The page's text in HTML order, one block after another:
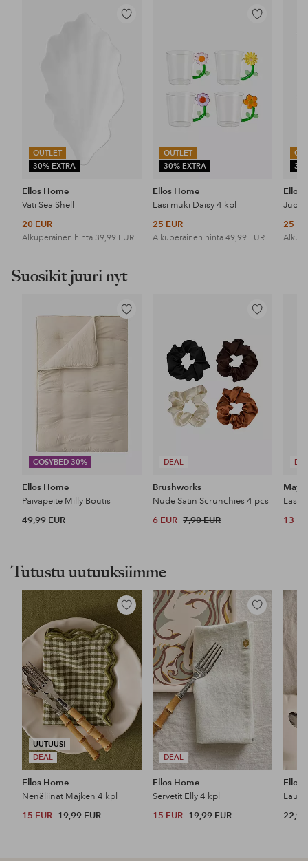
OUTLET
30% EXTRA
Lisää
Ellos Home
Vati Sea Shell
20 EUR
Alkuperäinen hinta 39,99 EUR
OUTLET
30% EXTRA
Lisää
Ellos Home
Lasi muki Daisy 4 kpl
25 EUR
Alkuperäinen hinta49,99 EUR
Ellos
25
Suosikit juuri nyt
COSYBED 30%
Lisää
Ellos Home
Päiväpeite Milly Boutis
49,99 EUR
DEAL
Lisää
Brushworks
Nude Satin Scrunchies 4 pcs
6 EUR 7,90 EUR 13
Tutustu uutuuksiimme
UUTUUS!
DEAL
Lisää
suosikkeihin
Ellos Home
Nenäliinat Majken 4 kpl
15 EUR 19,99 EUR
DEAL
Lisää
suosikkeihin
Ellos Home
Servetit Elly 4 kpl
15 EUR 19,99 EUR
Ellos
22,99